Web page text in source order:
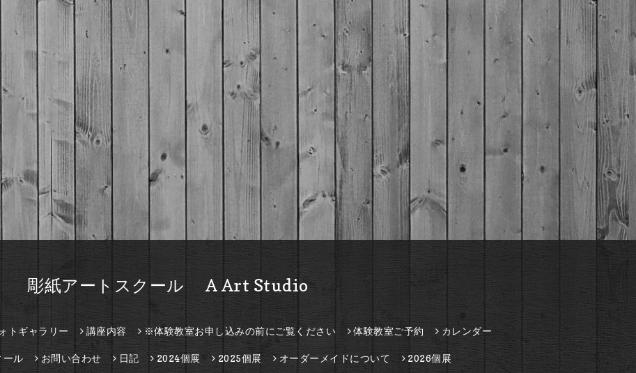
彫紙アートスクール A Art Studio
トギャラリー 講座内容 ※体験教室お申し込みの前にご覧ください 体験教室ご予約 カレンダー
ール お問い合わせ 日記 2024個展 2025個展 オーダーメイドについて 2026個展